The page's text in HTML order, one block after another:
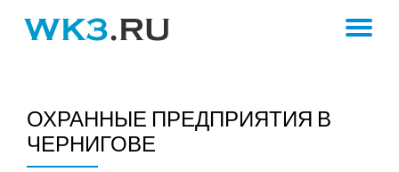
ОХРАННЫЕ ПРЕДПРИЯТИЯ В
ЧЕРНИГОВЕ